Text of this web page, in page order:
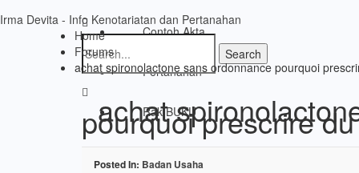
Contoh Akta
Pertanahan
Rak BUKU
Irma Devita - Info Kenotariatan dan Pertanahan
Home
Forums
achat spironolactone sans ordonnance pourquoi
achat
pourquoi prescrire
Posted In: Badan Usaha